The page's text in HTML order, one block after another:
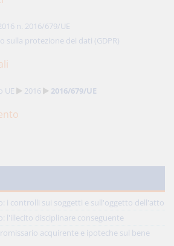
n. 2016/679/UE
sulla protezione dei dati (GDPR)
UE 2016 2016/679/UE
i controlli sui soggetti e sull'oggetto dell'atto
l'illecito disciplinare conseguente
acquirente e ipoteche sul bene